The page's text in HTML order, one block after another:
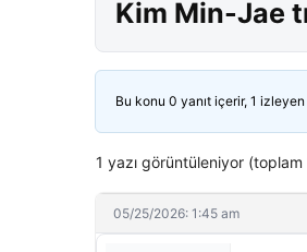
Kim Min-Jae
Bu konu 0 yanıt içerir, 1
1 yazı görüntüleniyor (toplam
05/25/2026: 1:45 am